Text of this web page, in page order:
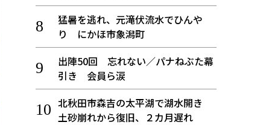
猛暑を逃れ、元滝伏流水でひんや
り にかほ市象潟町
出陣50回 忘れない／パナねぶた幕
引き 会員ら涙
北秋田市森吉の太平湖で湖水開き
土砂崩れから復旧、２カ月遅れ